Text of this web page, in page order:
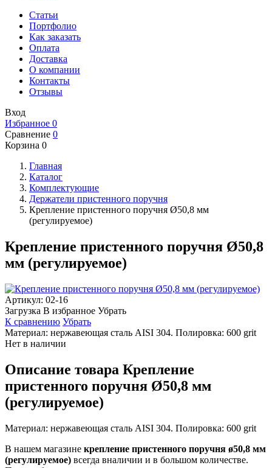
Статьи
Портфолио
Как заказать
Оплата
Доставка
О компании
Контакты
Отзывы
Вход
Избранное 0
Сравнение 0
Корзина 0
Главная
Каталог
Комплектующие
Держатели пристенного поручня
Крепление пристенного поручня Ø50,8 мм
(регулируемое)
Крепление пристенного поручня Ø50,8
мм (регулируемое)
Артикул: 02-16
Загрузка В избранное Убрать
К сравнению Убрать
Материал: нержавеющая сталь AISI 304. Полировка: 600 grit
Нет в наличии
Описание товара Крепление
пристенного поручня Ø50,8 мм
(регулируемое)
Материал: нержавеющая сталь AISI 304. Полировка: 600 grit
В нашем магазине крепление пристенного поручня ø50,8 мм
(регулируемое) всегда вналичии и в большом количестве.